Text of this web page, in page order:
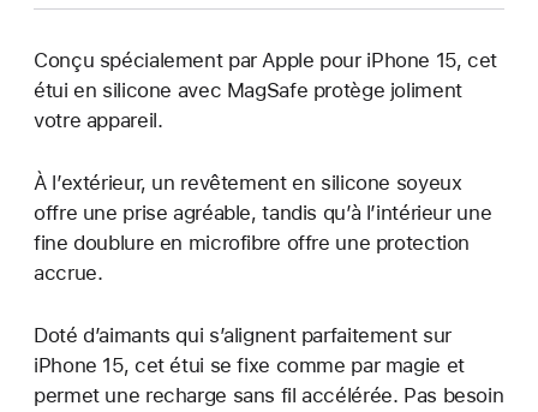
Conçu spécialement par Apple pour iPhone 15, cet
étui en silicone avec MagSafe protège joliment
votre appareil.
À l’extérieur, un revêtement en silicone soyeux
offre une prise agréable, tandis qu’à l’intérieur une
fine doublure en microfibre offre une protection
accrue.
Doté d’aimants qui s’alignent parfaitement sur
iPhone 15, cet étui se fixe comme par magie et
permet une recharge sans fil accélérée. Pas besoin